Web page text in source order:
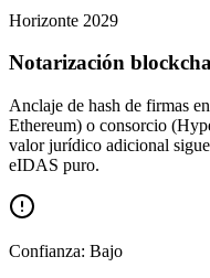
Horizonte 2029
Notarización
Anclaje de hash de firmas
Ethereum) o consorcio
valor jurídico adicional
eIDAS puro.
Confianza: Bajo